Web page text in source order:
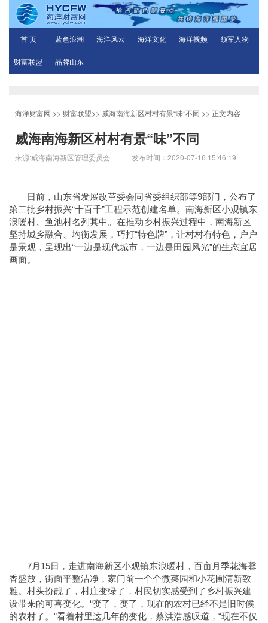
首 页 蓝色浪潮 海洋风云 海洋文化 海洋视频 领军人物
财富联盟 品牌山东
海洋财富网 >> 财富联盟>> 威海南海新区村村有景“味”不同 >> 正文内容
威海南海新区村村有景“味”不同
来源:威海南海新区管理委员会 发布时间：2020-07-16 15:46:19
日前，山东省发展改革委会同省委组织部等9部门，公布了
第二批乡村振兴“十百千”工程示范创建名单。南海新区小观镇东
浪暖村、鱼池村名列其中。在推动乡村振兴过程中，南海新区
坚持城乡融合、均衡发展，巧打“特色牌”，让村村有特色，户户
是景观，呈现出“一边是现代城市，一边是田园风光”的生态宜居
画面。
7月15日，走进南海新区小观镇东浪暖村，百亩月季花海馨
香盛放，街面平整洁净，家门前一个个微菜园和小花圃清新致
雅。村头扮靓了，村庄变绿了，村民切实感受到了乡村振兴建
设带来的可喜变化。“变了，变了，现在的农村已经不是旧时候
的农村了。”看着村里这几年的变化，蔡洪浩感叹道，“现在不仅